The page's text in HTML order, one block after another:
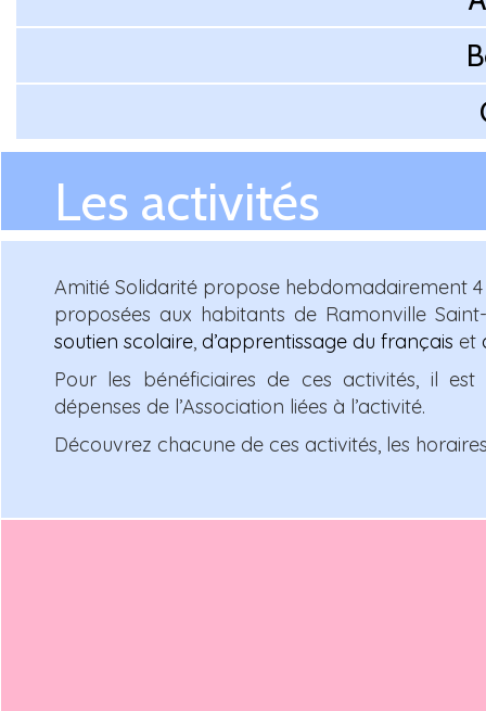
Les activités
Amitié Solidarité propose hebdomadairement
proposées aux habitants de Ramonville
soutien scolaire, d’apprentissage du français et
Pour les bénéficiaires de ces activités, il
dépenses de l’Association liées à l’activité.
Découvrez chacune de ces activités, les